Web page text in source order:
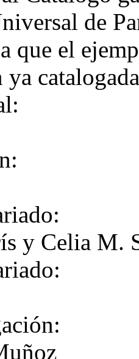
de
que el
y Celia M.